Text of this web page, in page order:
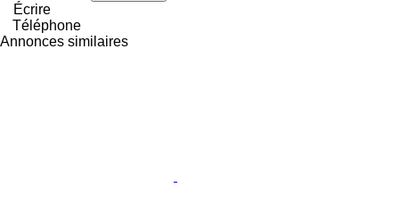
Écrire
Téléphone
Annonces similaires